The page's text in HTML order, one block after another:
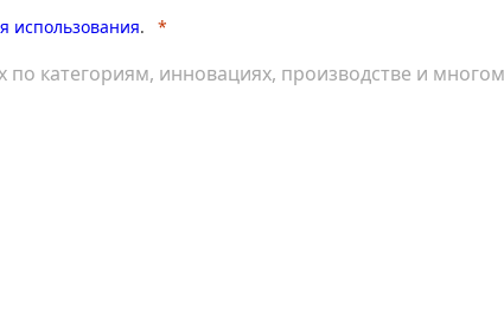
использования.
категориям, инновациях, производстве и многом